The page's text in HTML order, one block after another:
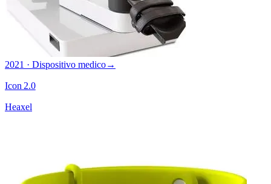
2021 · Dispositivo medico→
Icon 2.0
Heaxel